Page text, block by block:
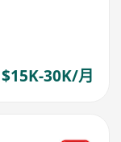
$15K-30K/月